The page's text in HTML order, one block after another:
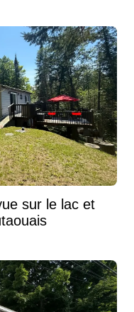
sur le lac et